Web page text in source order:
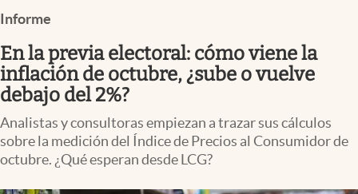
Uruguay
Mercados Online
Negocios
Columnistas
Apertura
Informe
En la previa electoral: cómo viene la
inflación de octubre, ¿sube o vuelve
debajo del 2%?
Analistas y consultoras empiezan a trazar sus cálculos
sobre la medición del Índice de Precios al Consumidor de
octubre. ¿Qué esperan desde LCG?